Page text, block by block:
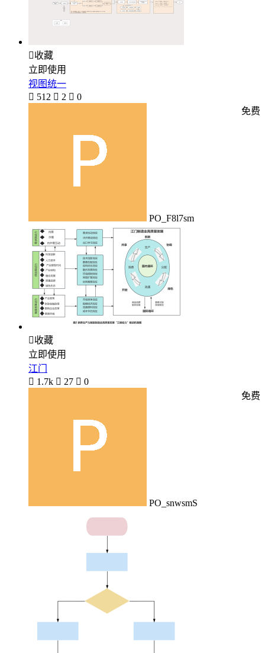
收藏
立即使用
视图统一
 512  2  0
PO_F8l7sm
免费
收藏
立即使用
江门
 1.7k  27  0
PO_snwsmS
免费